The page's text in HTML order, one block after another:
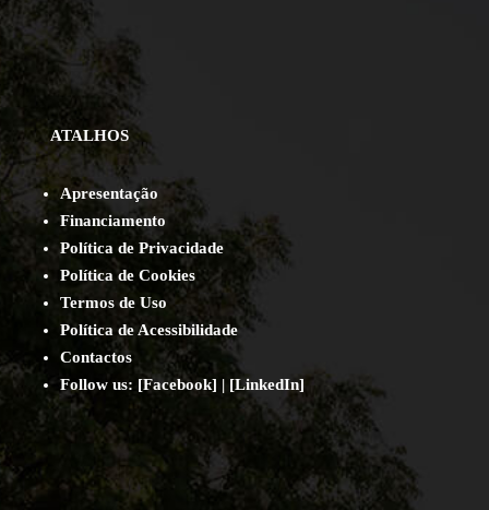
ATALHOS
Apresentação
Financiamento
Política de Privacidade
Política de Cookies
Termos de Uso
Política de Acessibilidade
Contactos
Follow us: [Facebook] | [LinkedIn]